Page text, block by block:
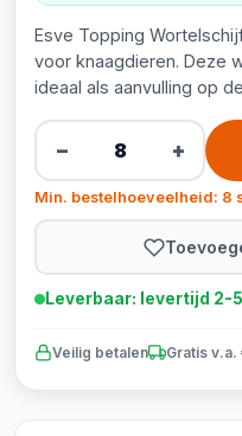
Esve Topping
voor knaagdieren. Deze
ideaal als aanvulling op
− +
Min. bestelhoeveelheid: 8
Leverbaar: levertijd 2-
Veilig betalen Gratis